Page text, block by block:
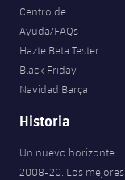
Centro de
Ayuda/FAQs
Hazte Beta Tester
Black Friday
Navidad Barça
Historia
Un nuevo horizonte
2008-20. Los mejores